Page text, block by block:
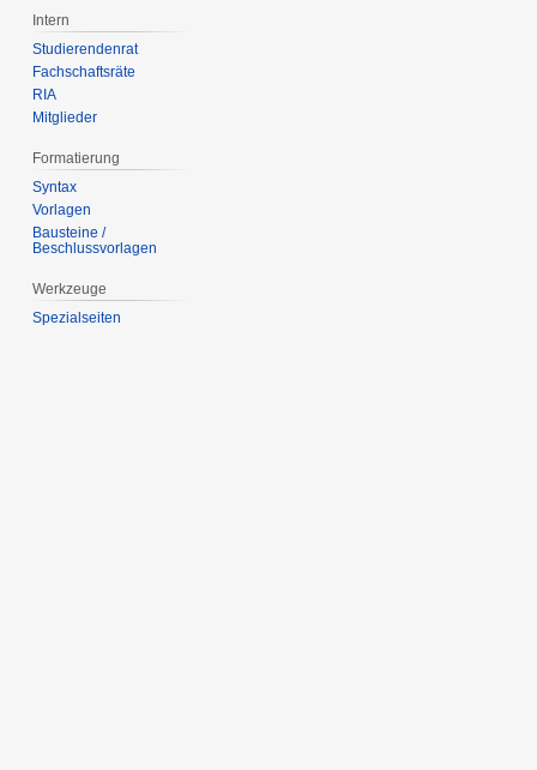
Intern
Studierendenrat
Fachschaftsräte
RIA
Mitglieder
Formatierung
Syntax
Vorlagen
Bausteine /
Beschlussvorlagen
Werkzeuge
Spezialseiten